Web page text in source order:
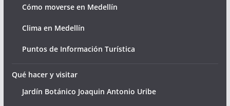
Cómo moverse en Medellín
Clima en Medellín
Puntos de Información Turística
Qué hacer y visitar
Jardín Botánico Joaquin Antonio Uribe